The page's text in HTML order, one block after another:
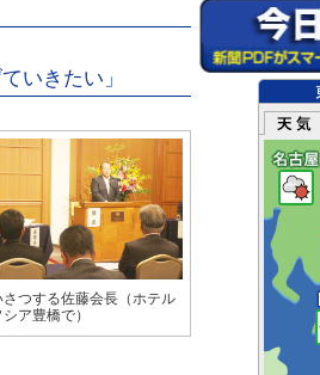
いきたい」
さつする佐藤会長（ホテル
シア豊橋で）